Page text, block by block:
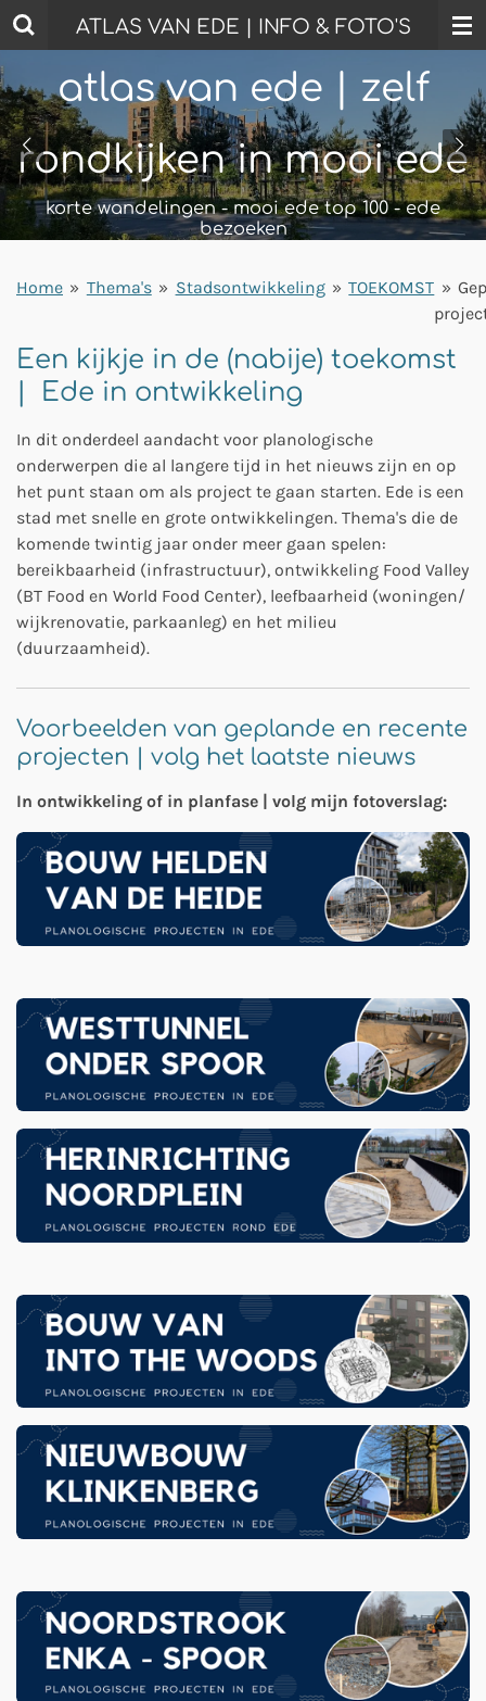
Ga
direct
de
hoofdinhoud
ATLAS VAN EDE | INFO & FOTO'S
atlas van ede | zelf
rondkijken in mooi ede
korte wandelingen - mooi ede top 100 - ede
bezoeken
Home » Thema's » Stadsontwikkeling » TOEKOMST »
Een kijkje in de (nabije) toekomst
| Ede in ontwikkeling
In dit onderdeel aandacht voor planologische
onderwerpen die al langere tijd in het nieuws zijn en op
het punt staan om als project te gaan starten. Ede is een
stad met snelle en grote ontwikkelingen. Thema's die de
komende twintig jaar onder meer gaan spelen:
bereikbaarheid (infrastructuur), ontwikkeling Food Valley
(BT Food en World Food Center), leefbaarheid (woningen/
wijkrenovatie, parkaanleg) en het milieu
(duurzaamheid).
Voorbeelden van geplande en recente
projecten | volg het laatste nieuws
In ontwikkeling of in planfase | volg mijn fotoverslag: